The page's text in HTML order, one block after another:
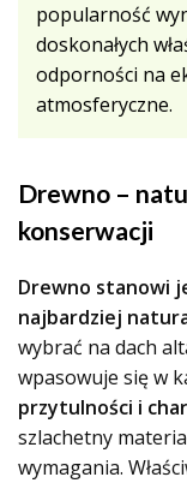
popularność
doskonałych
odporności na
atmosferyczne.
Drewno –
konserwacji
Drewno stanowi
najbardziej
wybrać na dach
wpasowuje się w
przytulności i
szlachetny
wymagania.